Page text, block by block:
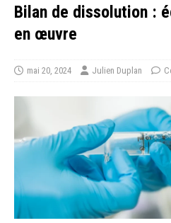
Bilan de dissolution :
en œuvre
mai 20, 2024 Julien Duplan